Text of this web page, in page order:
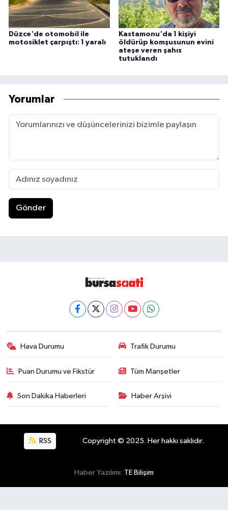
Düzce'de otomobil ile
motosiklet çarpıştı: 1 yaralı
Kastamonu'da 1 kişiyi
öldürüp komşusunun evini
ateşe veren şahıs
tutuklandı
Yorumlar
Gönder
Hava Durumu Trafik Durumu
Puan Durumu ve Fikstür Tüm Manşetler
Son Dakika Haberleri Haber Arşivi
RSS Copyright © 2025. Her hakkı saklıdır.
Haber Yazılımı: TE Bilişim